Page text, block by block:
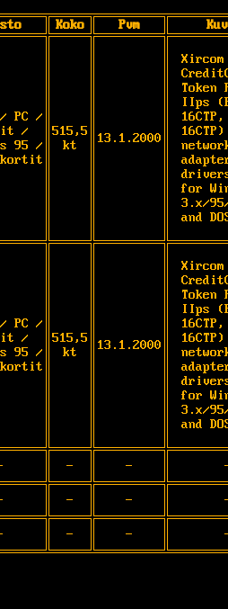
Koko Pvm
PC /
/
95 /
515,5
kt
13.1.2000
Xircom
Token
IIps
16CTP)
for
3.x/
and
PC /
/
95 /
515,5
kt
13.1.2000
Xircom
Token
IIps
16CTP)
for
3.x/
and
- -
- -
- -